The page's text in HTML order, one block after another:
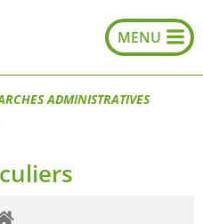
ADMINISTRATIVES